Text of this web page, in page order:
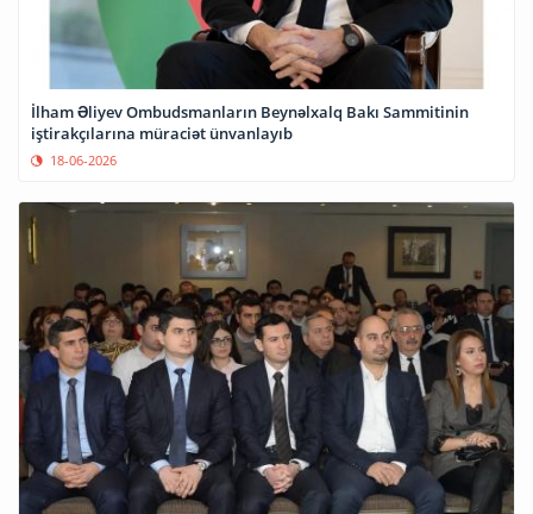
İlham Əliyev Ombudsmanların Beynəlxalq Bakı Sammitinin
iştirakçılarına müraciət ünvanlayıb
18-06-2026